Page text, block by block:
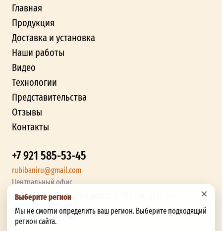
×
Выберите регион
Мы не смогли определить ваш регион. Выберите подходящий
регион сайта.
Главная
Продукция
Доставка и установка
Наши работы
Видео
Технологии
Представительства
Отзывы
Контакты
+7 921 585-53-45
rubibaniru@gmail.com
Центральный офис
г. Рязань, Окружная дорога, 185 км, стр. 6а